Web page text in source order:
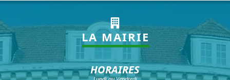
LA MAIRIE
HORAIRES